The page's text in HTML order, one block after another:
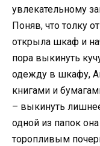
увлекательному
Поняв, что толку
открыла шкаф и
пора выкинуть
одежду в шкафу,
книгами и
– выкинуть
одной из папок
торопливым